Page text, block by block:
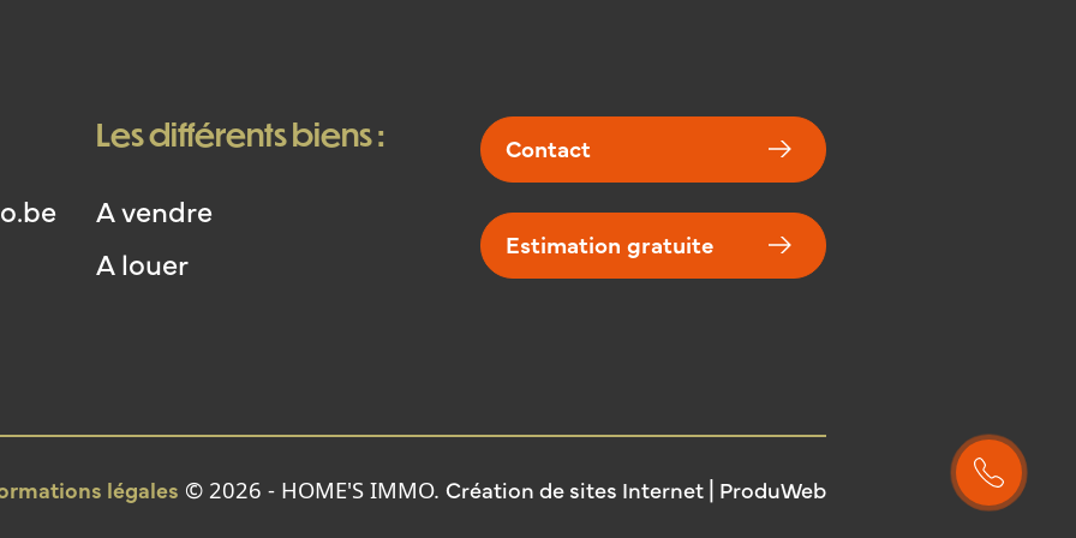
ardoises naturelles (isolation PU 4
cm plancher / frigolite 4 cm toit),
puits perdu, actuellement occupé par
le propriétaire et 1ER loué à 600,00 €
+ charges, RC 1.535 €, PEB - E et G -
375 et 546 kWh/m2.an (n°
Les différents biens :
A vendre
A louer
Contact
Estimation gratuite
légales © 2026 - HOME'S IMMO. Création de sites Internet | ProduWeb